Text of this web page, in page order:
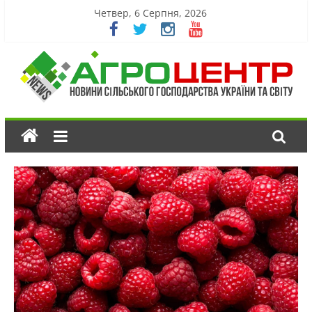
Четвер, 6 Серпня, 2026